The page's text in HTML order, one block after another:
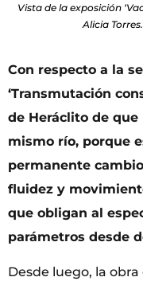
Vista de la exposición
Alicia
Con respecto a la
‘Transmutación
de Heráclito de que
mismo río, porque
permanente
fluidez y
que obligan al
parámetros desde
Desde luego, la